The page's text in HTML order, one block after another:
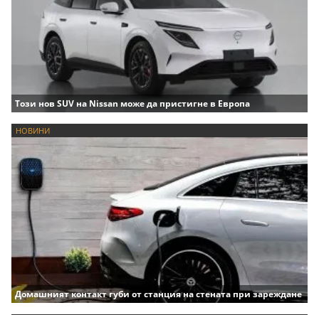
Този нов SUV на Nissan може да пристигне в Европа
НОВИНИ
Домашният контакт губи от станция на стената при зареждане